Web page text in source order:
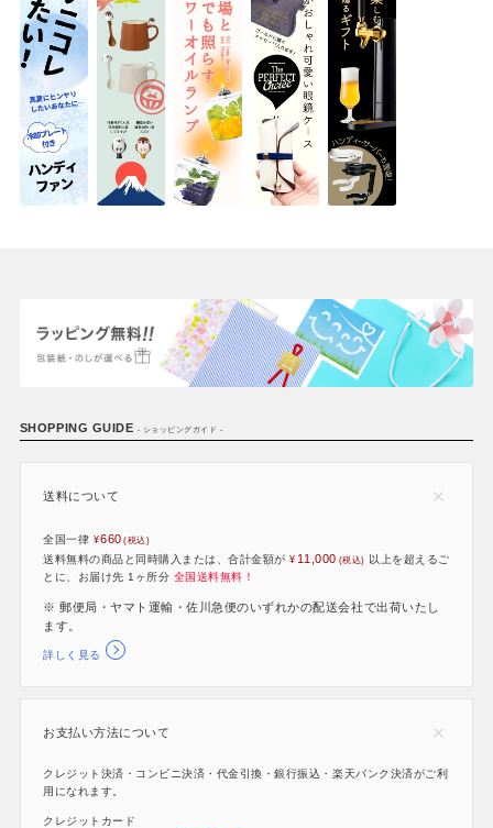
SHOPPING GUIDE - ショッピングガイド -
送料について
全国一律 660
送料無料の商品と同時購入または、合計金額が 11,000
以上を超えるご
とに、お届け先 1ヶ所分 全国送料無料！
※ 郵便局・ヤマト運輸・佐川急便のいずれかの配送会社で出荷いたし
ます。
詳しく見る
お支払い方法について
クレジット決済・コンビニ決済・代金引換・銀行振込・楽天バンク決済がご利
用になれます。
クレジットカード